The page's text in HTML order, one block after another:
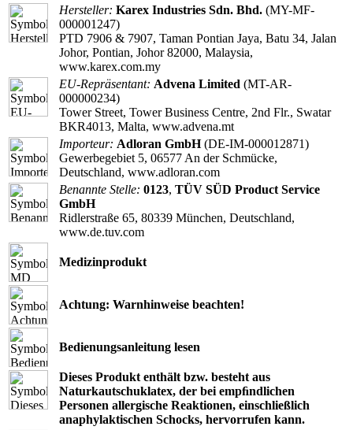
Hersteller: Karex Industries Sdn. Bhd. (MY-MF-
000001247)
PTD 7906 & 7907, Taman Pontian Jaya, Batu 34, Jalan
Johor, Pontian, Johor 82000, Malaysia,
www.karex.com.my
EU-Repräsentant: Advena Limited (MT-AR-
000000234)
Tower Street, Tower Business Centre, 2nd Flr., Swatar
BKR4013, Malta, www.advena.mt
Importeur: Adloran GmbH(DE-IM-000012871)
Gewerbegebiet 5, 06577 An der Schmücke,
Deutschland, www.adloran.com
Benannte Stelle: 0123, TÜV SÜD Product Service
GmbH
Ridlerstraße 65, 80339 München, Deutschland,
www.de.tuv.com
Medizinprodukt
Achtung: Warnhinweise beachten!
Bedienungsanleitung lesen
Dieses Produkt enthält bzw. besteht aus
Naturkautschuklatex, der bei empﬁndlichen
Personen allergische Reaktionen, einschließlich
anaphylaktischen Schocks, hervorrufen kann.